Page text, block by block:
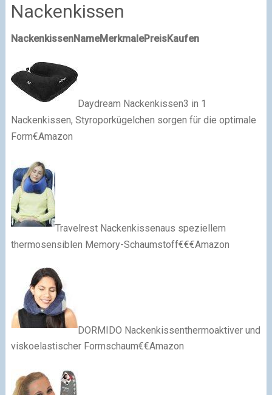
Nackenkissen
NackenkissenNameMerkmalePreisKaufen
Daydream Nackenkissen3 in 1
Nackenkissen, Styroporkügelchen sorgen für die optimale
Form€Amazon
Travelrest Nackenkissenaus speziellem
thermosensiblen Memory-Schaumstoff€€€Amazon
DORMIDO Nackenkissenthermoaktiver und
viskoelastischer Formschaum€€Amazon